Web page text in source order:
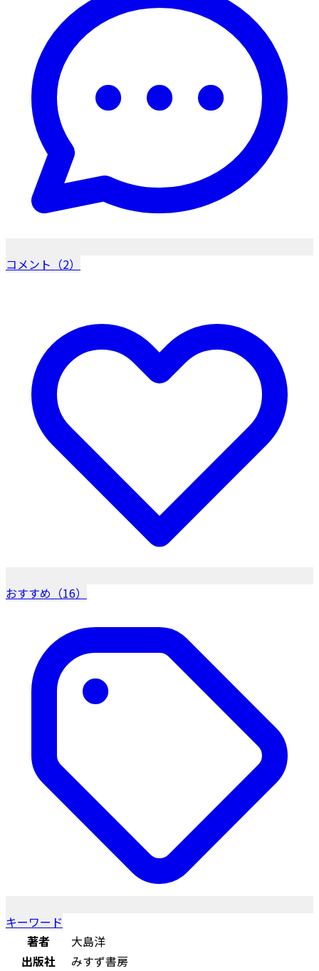
コメント（2）
おすすめ（16）
キーワード
著者
大島洋
出版社
みすず書房